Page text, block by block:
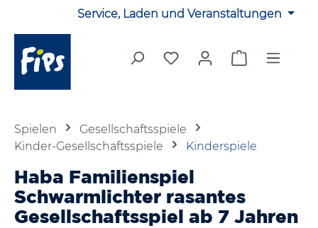
Zum Hauptinhalt springenService, Laden und Veranstaltungen
Du hast 0 Produkte auf
Warenkorb
Spielen
Gesellschaftsspiele
Kinder-Gesellschaftsspiele
Kinderspiele
Haba Familienspiel
Schwarmlichter rasantes
Gesellschaftsspiel ab 7 Jahren